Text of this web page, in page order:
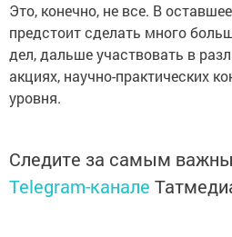
Это, конечно, не все. В
предстоит сделать много
дел, дальше участвовать в
акциях, научно-практических
уровня.
Следите за самым
Telegram-канале